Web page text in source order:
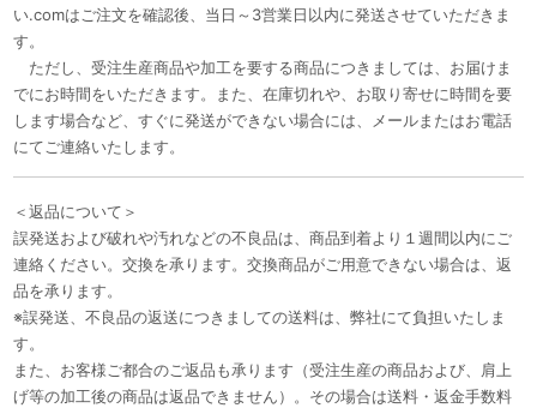
い.comはご注文を確認後、当日～3営業日以内に発送させていただきま
す。
ただし、受注生産商品や加工を要する商品につきましては、お届けま
でにお時間をいただきます。また、在庫切れや、お取り寄せに時間を要
します場合など、すぐに発送ができない場合には、メールまたはお電話
にてご連絡いたします。
＜返品について＞
誤発送および破れや汚れなどの不良品は、商品到着より１週間以内にご
連絡ください。交換を承ります。交換商品がご用意できない場合は、返
品を承ります。
※誤発送、不良品の返送につきましての送料は、弊社にて負担いたしま
す。
また、お客様ご都合のご返品も承ります（受注生産の商品および、肩上
げ等の加工後の商品は返品できません）。その場合は送料・返金手数料